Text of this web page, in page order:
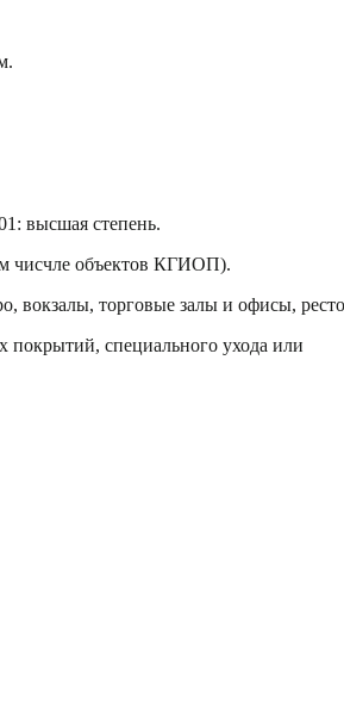
высшая степень.
чисчле объектов КГИОП).
вокзалы, торговые залы и офисы,
покрытий, специального ухода или